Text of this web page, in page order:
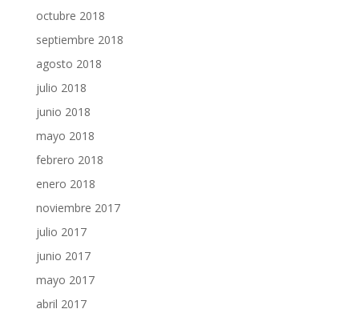
octubre 2018
septiembre 2018
agosto 2018
julio 2018
junio 2018
mayo 2018
febrero 2018
enero 2018
noviembre 2017
julio 2017
junio 2017
mayo 2017
abril 2017